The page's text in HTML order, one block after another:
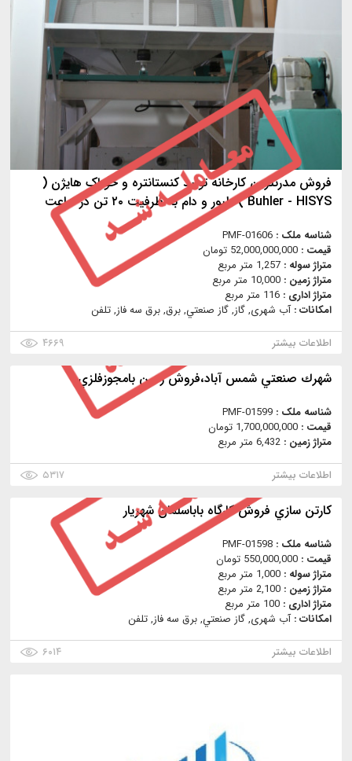
فروش مدرنترین کارخانه تولید كنستانتره و خوراک هایژن (
Buhler - HISYS ) طیور و دام به ظرفیت ۲۰ تن در ساعت
شناسه ملک : PMF-01606
قیمت : 52,000,000,000 تومان
متراژ سوله : 1,257 متر مربع
متراژ زمین : 10,000 متر مربع
متراژ اداری : 116 متر مربع
امکانات :آب شهری, گاز, گاز صنعتي, برق, برق سه فاز, تلفن
اطلاعات بیشتر
۴۶۶۹
شهرك صنعتي شمس آباد،فروش زمين بامجوزفلزي
شناسه ملک : PMF-01599
قیمت : 1,700,000,000 تومان
متراژ زمین : 6,432 متر مربع
اطلاعات بیشتر
۵۳۱۷
كارتن سازي فروش كارگاه باباسلمان شهريار
شناسه ملک : PMF-01598
قیمت : 550,000,000 تومان
متراژ سوله : 1,000 متر مربع
متراژ زمین : 2,100 متر مربع
متراژ اداری : 100 متر مربع
امکانات :آب شهری, گاز صنعتي, برق سه فاز, تلفن
اطلاعات بیشتر
۶۰۱۴